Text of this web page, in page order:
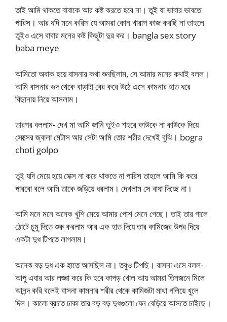
তাই আমি থাকতে বাবাকে আর কষ্ট করতে হবে না। তুই যা ভাবার ভাবতে
পারিস। আর যদি মনে করিস যে আমরা কোন খারাপ কাজ করছি না তাহলে
তুইও এসে বাবার মনের কষ্ট কিছুটা দুর কর। bangla sex story
baba meye
আমিতো অবাক হয়ে বাসনার কথা শুনছিলাম, সে আমার মনের কথাই বলল।
আমি বাসনার গুদ থেকে বাড়াটা বের করে উঠে এসে কামনার হাত ধরে
বিছানায় নিয়ে আসলাম।
তারপর বললাম- দেখ মা আমি জানি তুইও শহরে কাউকে না কাউকে দিয়ে
সেক্সের জ্বালা মেটাস আর সেটা আমি তোর শরীর দেখেই বুঝি। bogra
choti golpo
তুই যদি মেয়ে হয়ে সেক্স না করে থাকতে না পারিস তাহলে আমি কি করে
পারবো বলে আমি তাকে জড়িয়ে ধরলাম। দেখলাম সে বাধা দিচ্ছে না।
আমি মনে মনে অনেক খুশি মেয়ে আমার পোশ মেনে গেছে। তাই তার গালে
ঠোটে চুমু দিতে শুরু করলাম আর এক হাত দিয়ে তার কামিজের উপর দিয়ে
একটা দুধ টিপতে লাগলাম।
অনেক বড় দুধ এক হাতে আসছিল না। তবুও টিপছি। বাসনা এসে বলল-
আপু এবার আর লজ্জা করে কি হবে কাপড় খোল আয় আমরা তিনজনে মিলে
আনন্দ করি বলেই বাসনা কামনার শরীর থেকে কামিজটা মাথা গলিয়ে খুলে
দিল। কালো ব্রাতে ঢাকা তার বড় বড় দুধগুলো যেন বেড়িয়ে আসতে চাইছে।